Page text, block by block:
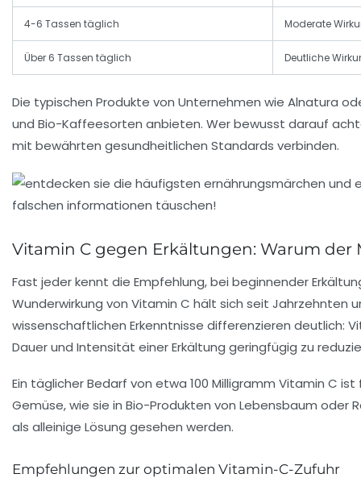
4-6 Tassen täglich Moderate
Über 6 Tassen täglich Deutliche
Die typischen Produkte von Unternehmen wie Alnatura
und Bio-Kaffeesorten anbieten. Wer bewusst darauf
mit bewährten gesundheitlichen Standards verbinden.
Vitamin C gegen Erkältungen: Warum
Fast jeder kennt die Empfehlung, bei beginnender
Wunderwirkung von Vitamin C hält sich seit Jahrzehnten
wissenschaftlichen Erkenntnisse differenzieren deutlich:
Dauer und Intensität einer Erkältung geringfügig zu
Ein täglicher Bedarf von etwa 100 Milligramm Vitamin C
Gemüse, wie sie in Bio-Produkten von Lebensbaum oder
als alleinige Lösung gesehen werden.
Empfehlungen zur optimalen Vitamin-C-Zufuhr